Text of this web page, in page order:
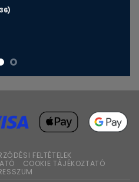
FELTÉTELEK
COOKIE TÁJÉKOZTATÓ